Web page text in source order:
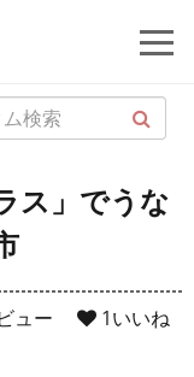
ス」でうな
1いいね
ュー